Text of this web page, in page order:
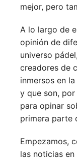
mejor, pero
A lo largo de
opinión de
universo
creadores de
inmersos en
y que son,
para opinar
primera parte
Empezamos,
las noticias